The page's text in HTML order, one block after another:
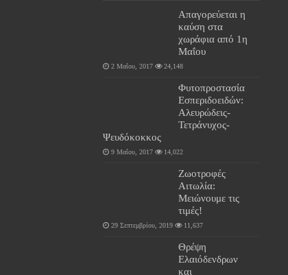
Απαγορεύεται η
καύση στα
χωράφια από 1η
Μαΐου
2 Μαΐου, 2017 24,148
Φυτοπροστασία
Εσπεριδοειδών:
Αλευρώδεις-
Τετράνυχος-
Ψευδόκοκκος
9 Μαΐου, 2017 14,022
Ζωοτροφές
Αιτωλία:
Μειώνουμε τις
τιμές!
29 Σεπτεμβρίου, 2019 11,637
Θρέψη
Ελαιόδενδρων
και